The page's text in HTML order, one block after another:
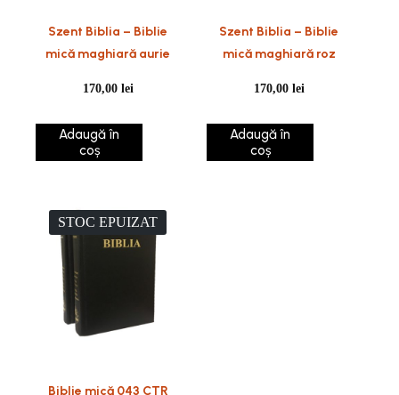
Szent Biblia – Biblie
mică maghiară aurie
170,00 lei
Adaugă în
coș
Szent Biblia – Biblie
mică maghiară roz
170,00 lei
Adaugă în
coș
STOC EPUIZAT
Biblie mică 043 CTR